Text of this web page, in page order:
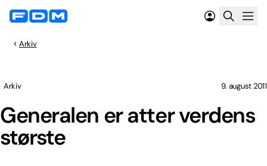
Arkiv
Generalen er atter verdens
største
Arkiv 9. august 2011